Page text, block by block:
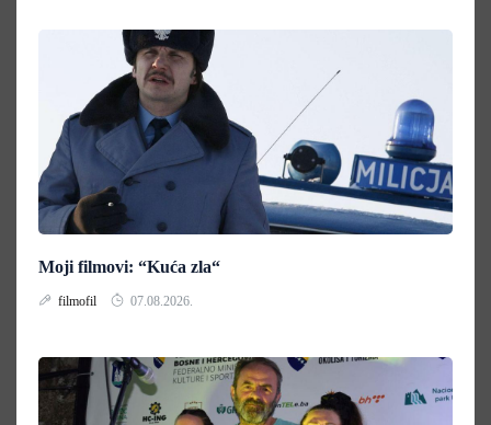
Moji filmovi: “Kuća zla“
filmofil 07.08.2026.